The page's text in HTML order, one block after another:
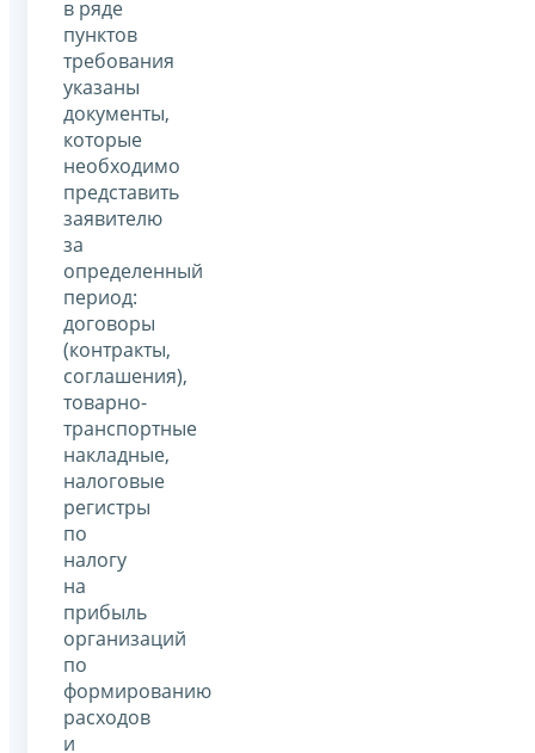
в ряде
пунктов
требования
указаны
документы,
которые
необходимо
представить
заявителю
за
определенный
период:
договоры
(контракты,
соглашения),
товарно-
транспортные
накладные,
налоговые
регистры
по
налогу
на
прибыль
организаций
по
формированию
расходов
и